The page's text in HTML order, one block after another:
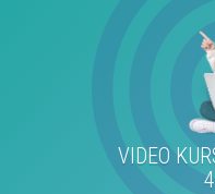
VIDEO